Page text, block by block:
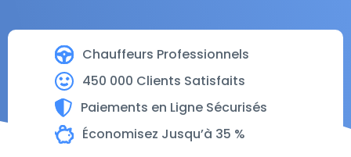
Chauffeurs Professionnels
450 000 Clients Satisfaits
Paiements en Ligne Sécurisés
Économisez Jusqu’à 35 %